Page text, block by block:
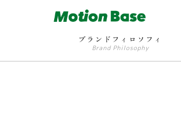
ブランドフィロソフィ
Brand Philosophy